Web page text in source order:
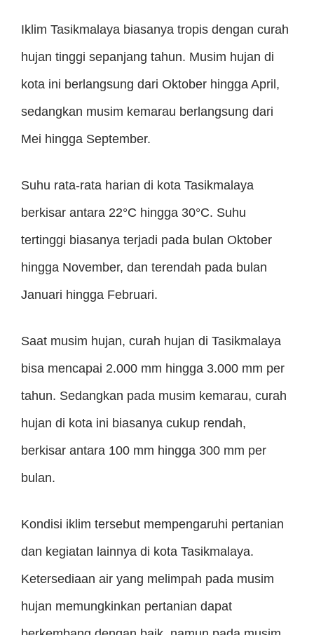
Iklim Tasikmalaya biasanya tropis dengan curah
hujan tinggi sepanjang tahun. Musim hujan di
kota ini berlangsung dari Oktober hingga April,
sedangkan musim kemarau berlangsung dari
Mei hingga September.
Suhu rata-rata harian di kota Tasikmalaya
berkisar antara 22°C hingga 30°C. Suhu
tertinggi biasanya terjadi pada bulan Oktober
hingga November, dan terendah pada bulan
Januari hingga Februari.
Saat musim hujan, curah hujan di Tasikmalaya
bisa mencapai 2.000 mm hingga 3.000 mm per
tahun. Sedangkan pada musim kemarau, curah
hujan di kota ini biasanya cukup rendah,
berkisar antara 100 mm hingga 300 mm per
bulan.
Kondisi iklim tersebut mempengaruhi pertanian
dan kegiatan lainnya di kota Tasikmalaya.
Ketersediaan air yang melimpah pada musim
hujan memungkinkan pertanian dapat